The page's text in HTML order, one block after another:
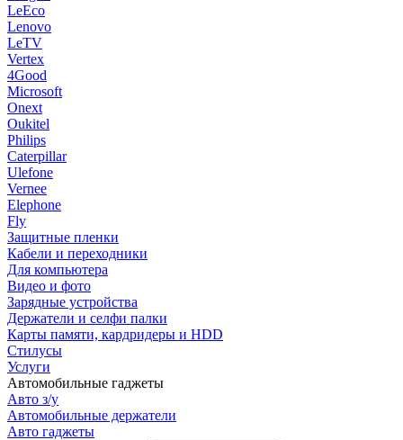
LeEco
Lenovo
LeTV
Vertex
4Good
Microsoft
Onext
Oukitel
Philips
Caterpillar
Ulefone
Vernee
Elephone
Fly
Защитные пленки
Кабели и переходники
Для компьютера
Видео и фото
Зарядные устройства
Держатели и селфи палки
Карты памяти, кардридеры и HDD
Стилусы
Услуги
Автомобильные гаджеты
Авто з/у
Автомобильные держатели
Авто гаджеты